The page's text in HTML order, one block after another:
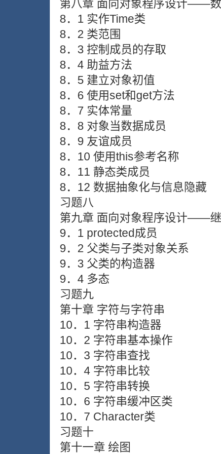
第八章 面向对象程序设计——
8．1 实作Time类
8．2 类范围
8．3 控制成员的存取
8．4 助益方法
8．5 建立对象初值
8．6 使用set和get方法
8．7 实体常量
8．8 对象当数据成员
8．9 友谊成员
8．10 使用this参考名称
8．11 静态类成员
8．12 数据抽象化与信息隐藏
习题八
第九章 面向对象程序设计——
9．1 protected成员
9．2 父类与子类对象关系
9．3 父类的构造器
9．4 多态
习题九
第十章 字符与字符串
10．1 字符串构造器
10．2 字符串基本操作
10．3 字符串查找
10．4 字符串比较
10．5 字符串转换
10．6 字符串缓冲区类
10．7 Character类
习题十
第十一章 绘图